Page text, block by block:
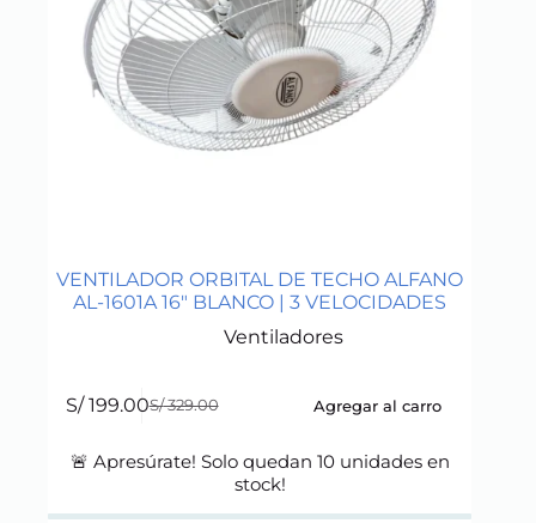
VENTILADOR ORBITAL DE TECHO ALFANO
AL-1601A 16″ BLANCO | 3 VELOCIDADES
Ventiladores
S/329.00
Original
was:
S/199.00Current
is:
Agregar al carro
🚨 Apresúrate! Solo quedan 10unidades en
stock!